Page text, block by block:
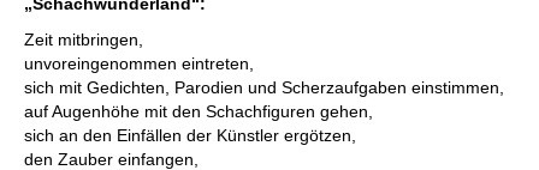
Zeit mitbringen,
unvoreingenommen eintreten,
sich mit Gedichten, Parodien und Scherzaufgaben einstimmen,
auf Augenhöhe mit den Schachfiguren gehen,
sich an den Einfällen der Künstler ergötzen,
den Zauber einfangen,